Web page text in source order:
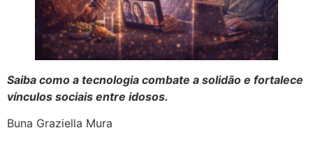
Saiba como a tecnologia combate a solidão e fortalece
vínculos sociais entre idosos.
Buna Graziella Mura